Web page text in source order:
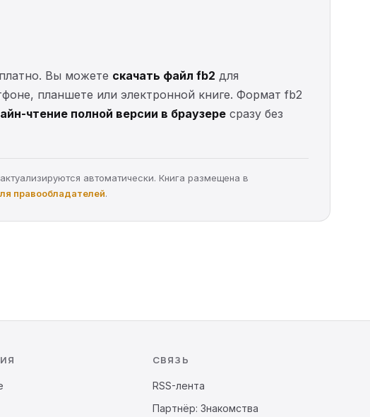
Вы можете скачать файл fb2 для
планшете или электронной книге. Формат fb2
чтение полной версии в браузере сразу без
автоматически. Книга размещена в
правообладателей.
СВЯЗЬ
RSS-лента
Партнёр: Знакомства